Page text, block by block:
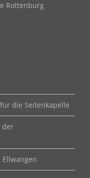
Rottenburg
die Seitenkapelle
der
Ellwangen